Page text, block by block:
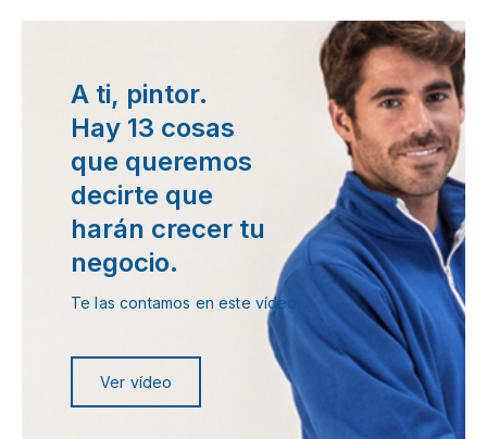
A ti, pintor.
Hay 13 cosas
que queremos
decirte que
harán crecer tu
negocio.
Te las contamos en este vídeo.
Ver vídeo